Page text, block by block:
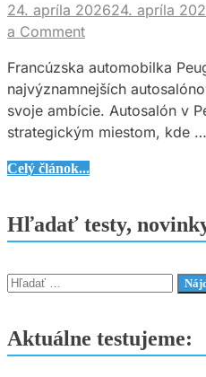
24. apríla 202624. apríla
a Comment
Francúzska automobilka
najvýznamnejších
svoje ambície. Autosalón v
strategickým miestom, kde …
Peugeot
v
ukazuje
elektrickú
značky
Celý článok...
Hľadať testy,
Hľadať:
Aktuálne testujeme: